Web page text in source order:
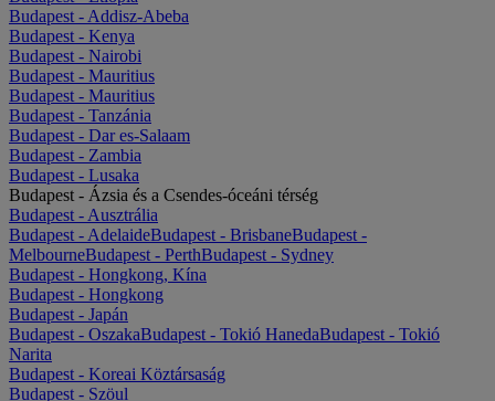
Budapest - Addisz-Abeba
Budapest - Kenya
Budapest - Nairobi
Budapest - Mauritius
Budapest - Mauritius
Budapest - Tanzánia
Budapest - Dar es-Salaam
Budapest - Zambia
Budapest - Lusaka
Budapest - Ázsia és a Csendes-óceáni térség
Budapest - Ausztrália
Budapest - AdelaideBudapest - BrisbaneBudapest -
MelbourneBudapest - PerthBudapest - Sydney
Budapest - Hongkong, Kína
Budapest - Hongkong
Budapest - Japán
Budapest - OszakaBudapest - Tokió HanedaBudapest - Tokió
Narita
Budapest - Koreai Köztársaság
Budapest - Szöul